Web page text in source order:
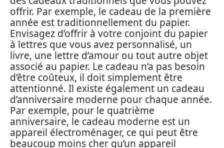
offrir. Par exemple, le cadeau de la première
année est traditionnellement du papier.
Envisagez d’offrir à votre conjoint du papier
à lettres que vous avez personnalisé, un
livre, une lettre d’amour ou tout autre objet
associé au papier. Le cadeau n’a pas besoin
d’être coûteux, il doit simplement être
attentionné. Il existe également un cadeau
d’anniversaire moderne pour chaque année.
Par exemple, pour le quatrième
anniversaire, le cadeau moderne est un
appareil électroménager, ce qui peut être
beaucoup moins cher qu’un appareil